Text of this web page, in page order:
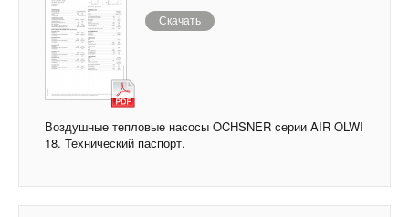
Скачать
Воздушные тепловые насосы OCHSNER серии AIR OLWI
18. Технический паспорт.